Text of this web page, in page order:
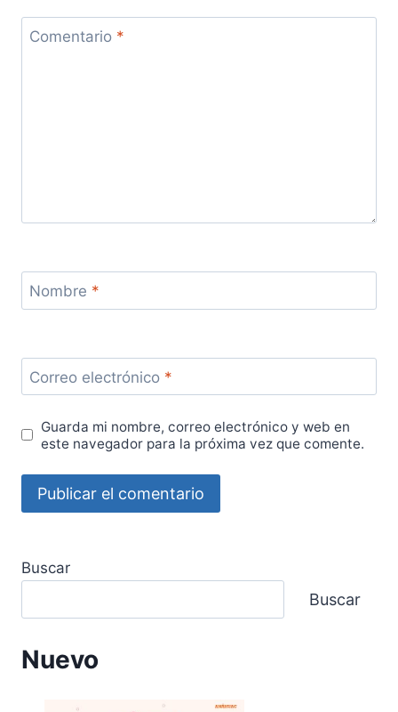
Comentario *
Nombre *
Correo electrónico *
Guarda mi nombre, correo electrónico y web en
este navegador para la próxima vez que comente.
Buscar
Buscar
Nuevo